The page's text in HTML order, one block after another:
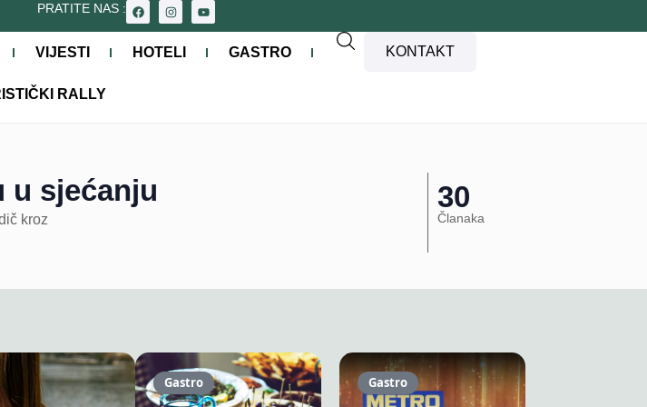
PRATITE NAS :
VIJESTI HOTELI GASTRO
RALLY
KONTAKT
u sjećanju
kroz
30
Članaka
Gastro Gastro